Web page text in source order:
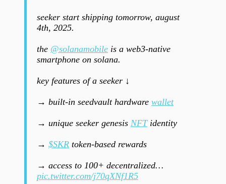
seeker start shipping tomorrow, august
4th, 2025.
the @solanamobile is a web3-native
smartphone on solana.
key features of a seeker ↓
→ built-in seedvault hardware wallet
→ unique seeker genesis NFTidentity
→ $SKR token-based rewards
→ access to 100+ decentralized…
pic.twitter.com/j70qXNf1R5